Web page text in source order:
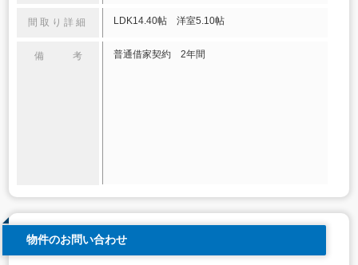
間取り詳細 LDK14.40帖 洋室5.10帖
備 考 普通借家契約 2年間
物件のお問い合わせ